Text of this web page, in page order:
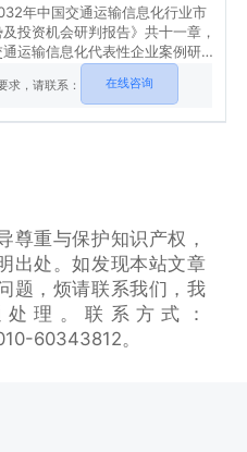
年中国交通运输信息化行业市
投资机会研判报告》共十一章，
运输信息化代表性企业案例研
通运输信息化市场前景预测及发展
中国交通运输信息化投资战略规划
求，请联系： 在线咨询
尊重与保护知识产权，
出处。如发现本站文章
题，烦请联系我们，我
理。联系方式：
60343812。